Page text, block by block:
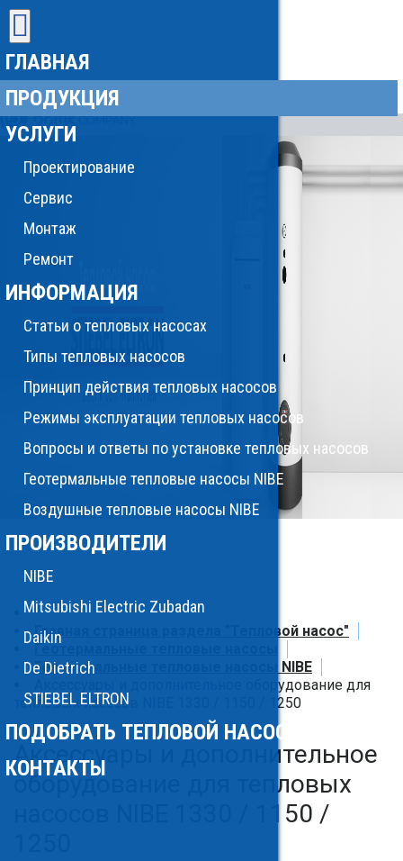
ГЛАВНАЯ
ПРОДУКЦИЯ
УСЛУГИ
Проектирование
Сервис
Монтаж
Ремонт
ИНФОРМАЦИЯ
Статьи о тепловых насосах
Типы тепловых насосов
Принцип действия тепловых насосов
Режимы эксплуатации тепловых насосов
Вопросы и ответы по установке тепловых насосов
Геотермальные тепловые насосы NIBE
Воздушные тепловые насосы NIBE
ПРОИЗВОДИТЕЛИ
NIBE
Mitsubishi Electric Zubadan
Daikin
De Dietrich
STIEBEL ELTRON
ПОДОБРАТЬ ТЕПЛОВОЙ НАСОС
КОНТАКТЫ
Главная страница раздела "Тепловой насос"
Геотермальные тепловые насосы
Геотермальные тепловые насосы NIBE
Аксессуары и дополнительное оборудование для
тепловых насосов NIBE 1330 / 1150 / 1250
Аксессуары и дополнительное
оборудование для тепловых
насосов NIBE 1330 / 1150 /